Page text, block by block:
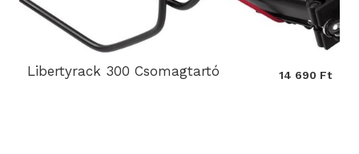
Libertyrack 300 Csomagtartó 14 690 Ft